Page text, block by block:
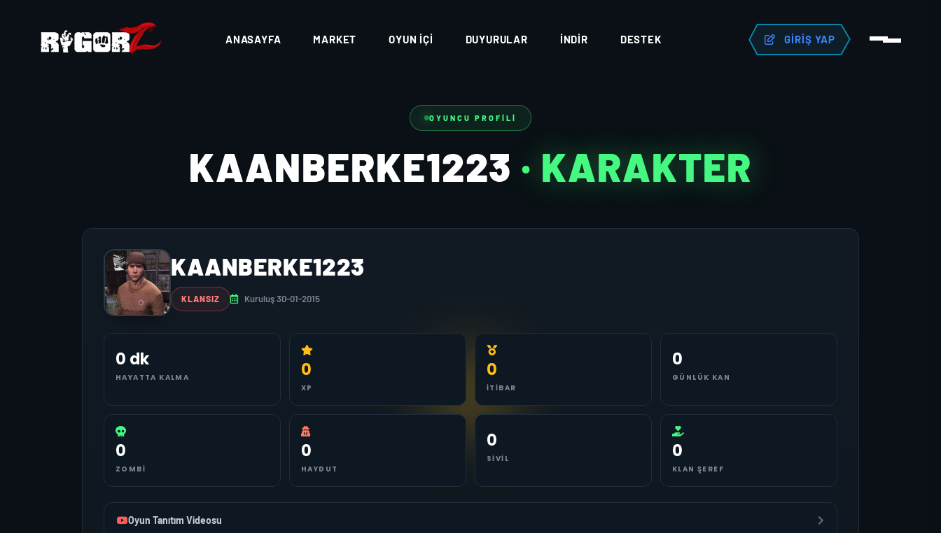
ANASAYFA MARKET OYUN İÇI DUYURULAR İNDIR DESTEK GIRIŞ YAP
OYUNCU PROFILI
KAANBERKE1223 · KARAKTER
KAANBERKE1223
KLANSIZ Kuruluş 30-01-2015
0 dk
HAYATTA KALMA 0
XP
0
İTIBAR
0
GÜNLÜK KAN
0
ZOMBI
0
HAYDUT
0
SIVIL 0
KLAN ŞEREF
Oyun Tanıtım Videosu